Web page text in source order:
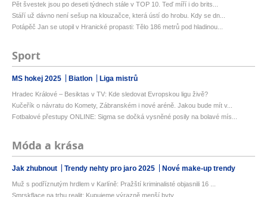
Pět švestek jsou po deseti týdnech stále v TOP 10. Teď míří i do brits...
Stáří už dávno není sešup na klouzačce, která ústí do hrobu. Kdy se dn...
Potápěč Jan se utopil v Hranické propasti: Tělo 186 metrů pod hladinou...
Sport
MS hokej 2025 Biatlon Liga mistrů
Hradec Králové – Besiktas v TV: Kde sledovat Evropskou ligu živě?
Kučeřík o návratu do Komety, Zábranském i nové aréně. Jakou bude mít v...
Fotbalové přestupy ONLINE: Sigma se dočká vysněné posily na bolavé mís...
Móda a krása
Jak zhubnout Trendy nehty pro jaro 2025 Nové make-up trendy
Muž s podříznutým hrdlem v Karlíně: Pražští kriminalisté objasnili 16 ...
Smrskflace na trhu realit: Kupujeme výrazně menší byty